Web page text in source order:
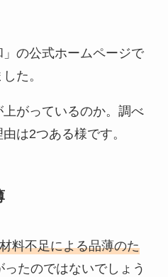
ヤリサンが製造中止？理由は
？ドラッグストアや薬局で買
ドンキは？おすすめの値段
など販売地域を調査！
のシャンプーが販売中止は
？やばい＆はげる？今どこで
)
の公式ホームページで
た。
がっているのか。調べ
は2つある様です。
料不足による品薄のた
たのではないでしょう